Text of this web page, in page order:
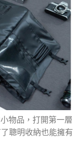
物品，打開第一層
聰明收納也能擁有